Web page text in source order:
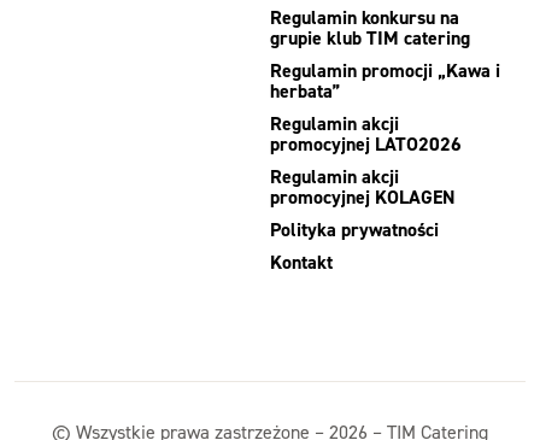
Regulamin konkursu na
grupie klub TIM catering
Regulamin promocji „Kawa i
herbata”
Regulamin akcji
promocyjnej LATO2026
Regulamin akcji
promocyjnej KOLAGEN
Polityka prywatności
Kontakt
© Wszystkie prawa zastrzeżone – 2026 – TIM Catering